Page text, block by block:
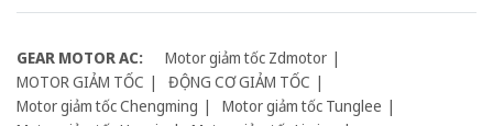
GEAR MOTOR AC:
Motor giảm tốc Zdmotor
MOTOR GIẢM TỐC
ĐỘNG CƠ GIẢM TỐC
Motor giảm tốc Chengming
Motor giảm tốc Tunglee